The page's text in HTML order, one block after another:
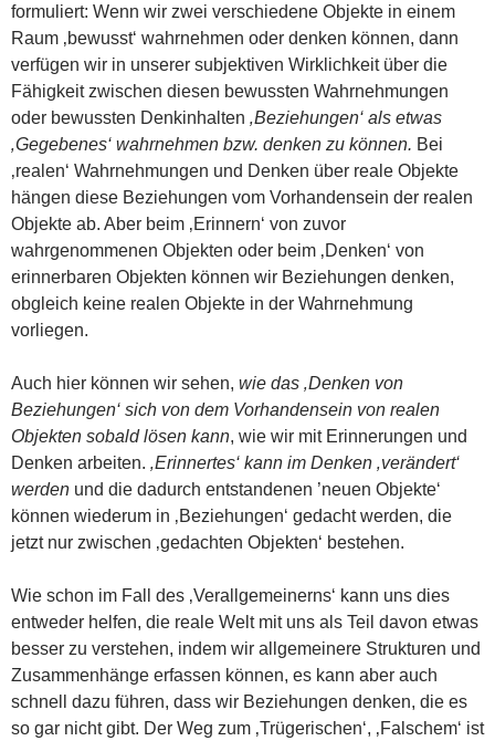
formuliert: Wenn wir zwei verschiedene Objekte in einem
Raum ‚bewusst‘ wahrnehmen oder denken können, dann
verfügen wir in unserer subjektiven Wirklichkeit über die
Fähigkeit zwischen diesen bewussten Wahrnehmungen
oder bewussten Denkinhalten ‚Beziehungen‘ als etwas
‚Gegebenes‘ wahrnehmen bzw. denken zu können. Bei
‚realen‘ Wahrnehmungen und Denken über reale Objekte
hängen diese Beziehungen vom Vorhandensein der realen
Objekte ab. Aber beim ‚Erinnern‘ von zuvor
wahrgenommenen Objekten oder beim ‚Denken‘ von
erinnerbaren Objekten können wir Beziehungen denken,
obgleich keine realen Objekte in der Wahrnehmung
vorliegen.
Auch hier können wir sehen, wie das ‚Denken von
Beziehungen‘ sich von dem Vorhandensein von realen
Objekten sobald lösen kann, wie wir mit Erinnerungen und
Denken arbeiten. ‚Erinnertes‘ kann im Denken ‚verändert‘
werden und die dadurch entstandenen ’neuen Objekte‘
können wiederum in ‚Beziehungen‘ gedacht werden, die
jetzt nur zwischen ‚gedachten Objekten‘ bestehen.
Wie schon im Fall des ‚Verallgemeinerns‘ kann uns dies
entweder helfen, die reale Welt mit uns als Teil davon etwas
besser zu verstehen, indem wir allgemeinere Strukturen und
Zusammenhänge erfassen können, es kann aber auch
schnell dazu führen, dass wir Beziehungen denken, die es
so gar nicht gibt. Der Weg zum ‚Trügerischen‘, ‚Falschem‘ ist